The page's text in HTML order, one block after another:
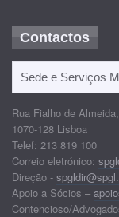
Contactos
Sede e Serviços
Rua Fialho de
1070-128 Lisboa
Telef: 213 819 100
Correio eletrónico:
Direção -
Apoio a Sócios –
Contencioso/